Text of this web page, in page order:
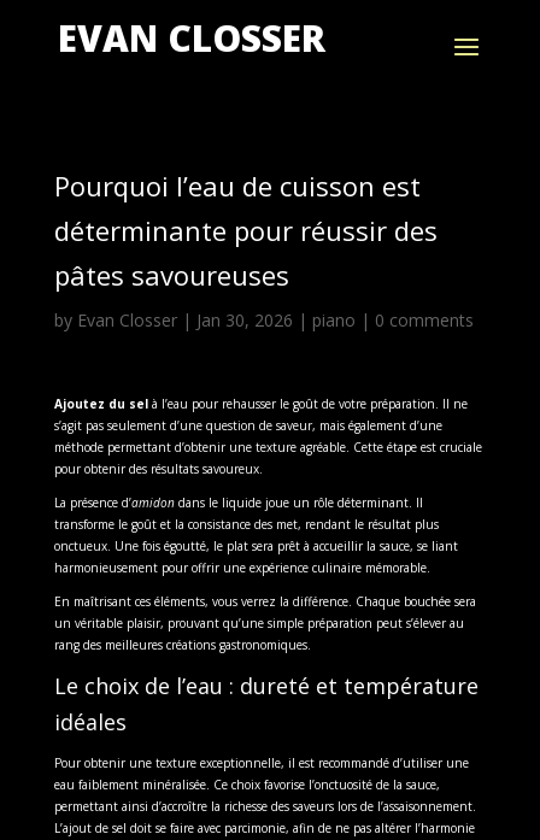
EVAN CLOSSER
Pourquoi l’eau de cuisson est
déterminante pour réussir des
pâtes savoureuses
by Evan Closser| Jan 30, 2026 | piano | 0 comments
Ajoutez du selà l’eau pour rehausser le goût de votre préparation. Il ne
s’agit pas seulement d’une question de saveur, mais également d’une
méthode permettant d’obtenir une texture agréable. Cette étape est cruciale
pour obtenir des résultats savoureux.
La présence d’amidondans le liquide joue un rôle déterminant. Il
transforme le goût et la consistance des met, rendant le résultat plus
onctueux. Une fois égoutté, le plat sera prêt à accueillir la sauce, se liant
harmonieusement pour offrir une expérience culinaire mémorable.
En maîtrisant ces éléments, vous verrez la différence. Chaque bouchée sera
un véritable plaisir, prouvant qu’une simple préparation peut s’élever au
rang des meilleures créations gastronomiques.
Le choix de l’eau : dureté et température
idéales
Pour obtenir une texture exceptionnelle, il est recommandé d’utiliser une
eau faiblement minéralisée. Ce choix favorise l’onctuosité de la sauce,
permettant ainsi d’accroître la richesse des saveurs lors de l’assaisonnement.
L’ajout de sel doit se faire avec parcimonie, afin de ne pas altérer l’harmonie